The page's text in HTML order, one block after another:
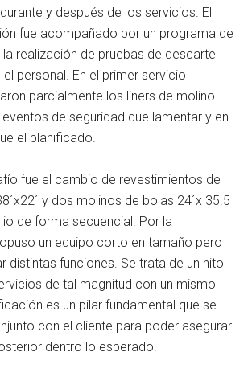
y después de los servicios. El
fue acompañado por un programa de
realización de pruebas de descarte
personal. En el primer servicio
parcialmente los liners de molino
eventos de seguridad que lamentar y en
el planificado.
fue el cambio de revestimientos de
y dos molinos de bolas 24´x 35.5
de forma secuencial. Por la
un equipo corto en tamaño pero
distintas funciones. Se trata de un hito
de tal magnitud con un mismo
es un pilar fundamental que se
con el cliente para poder asegurar
dentro lo esperado.